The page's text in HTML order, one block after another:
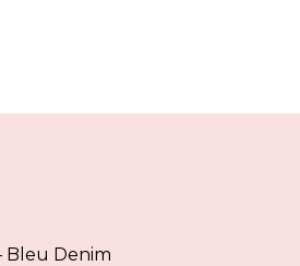
Bleu Denim